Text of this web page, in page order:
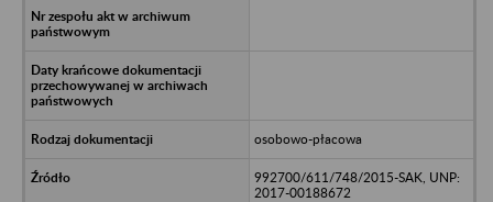
osobowo-płacowa
992700/611/748/2015-SAK, UNP:
2017-00188672